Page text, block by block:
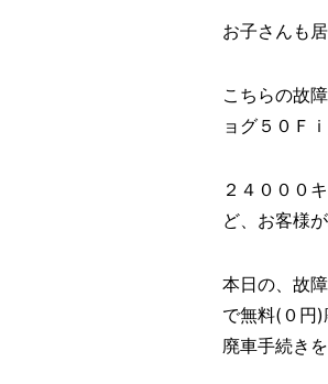
お子さんも
こちらの故
ョグ５０Ｆ
２４０００
ど、お客様
本日の、故
で無料(０円
廃車手続き